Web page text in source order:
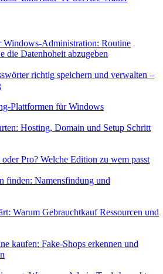
Administration: Routine
die Datenhoheit abzugeben
richtig speichern und verwalten –
Plattformen für Windows
Hosting, Domain und Setup Schritt
Pro? Welche Edition zu wem passt
finden: Namensfindung und
Warum Gebrauchtkauf Ressourcen und
kaufen: Fake-Shops erkennen und